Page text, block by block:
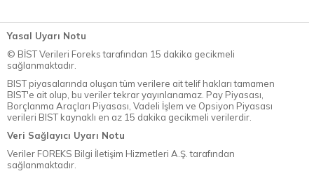
Yasal Uyarı Notu
© BİST Verileri Foreks tarafından 15 dakika gecikmeli
sağlanmaktadır.
BIST piyasalarında oluşan tüm verilere ait telif hakları tamamen
BIST'e ait olup, bu veriler tekrar yayınlanamaz. Pay Piyasası,
Borçlanma Araçları Piyasası, Vadeli İşlem ve Opsiyon Piyasası
verileri BIST kaynaklı en az 15 dakika gecikmeli verilerdir.
Veri Sağlayıcı Uyarı Notu
Veriler FOREKS Bilgi İletişim Hizmetleri A.Ş. tarafından
sağlanmaktadır.